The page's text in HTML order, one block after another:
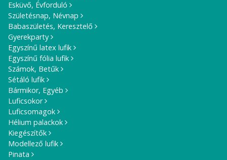
Esküvő, Évforduló
Születésnap, Névnap
Babaszületés, Keresztelő
Gyerekparty
Egyszínű latex lufik
Egyszínű fólia lufik
Számok, Betűk
Sétáló lufik
Bármikor, Egyéb
Luficsokor
Luficsomagok
Hélium palackok
Kiegészítők
Modellező lufik
Pinata